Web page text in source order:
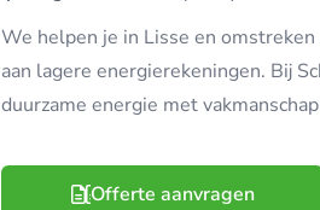
We helpen je in Lisse en
aan lagere energierekeningen. Bij
duurzame energie met
Offerte aanvragen